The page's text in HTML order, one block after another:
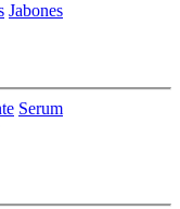
Jabones
Serum